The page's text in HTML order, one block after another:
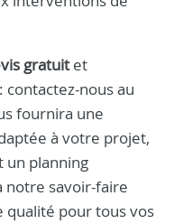
gratuitet
nous au
fournira une
à votre projet,
un planning
notre savoir-faire
qualité pour tous vos